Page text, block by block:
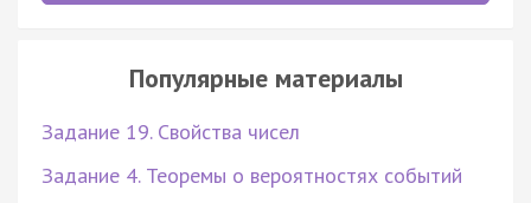
Популярные материалы
Задание 19. Свойства чисел
Задание 4. Теоремы о вероятностях событий